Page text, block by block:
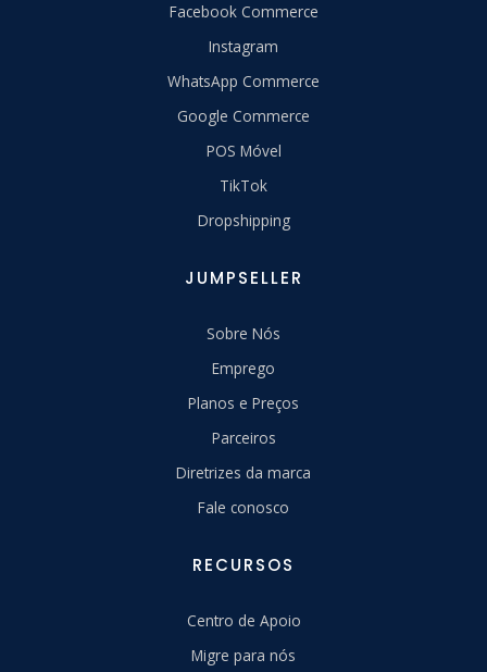
Facebook Commerce
Instagram
WhatsApp Commerce
Google Commerce
POS Móvel
TikTok
Dropshipping
JUMPSELLER
Sobre Nós
Emprego
Planos e Preços
Parceiros
Diretrizes da marca
Fale conosco
RECURSOS
Centro de Apoio
Migre para nós